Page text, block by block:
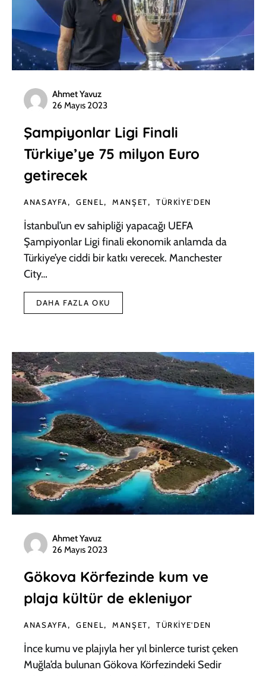
Ahmet Yavuz
26 Mayıs 2023
Şampiyonlar Ligi Finali
Türkiye’ye 75 milyon Euro
getirecek
ANASAYFA GENEL MANŞET TÜRKIYE'DEN
İstanbul’un ev sahipliği yapacağı UEFA
Şampiyonlar Ligi finali ekonomik anlamda da
Türkiye’ye ciddi bir katkı verecek. Manchester
City…
DAHA FAZLA OKU
Ahmet Yavuz
26 Mayıs 2023
Gökova Körfezinde kum ve
plaja kültür de ekleniyor
ANASAYFA GENEL MANŞET TÜRKIYE'DEN
İnce kumu ve plajıyla her yıl binlerce turist çeken
Muğla’da bulunan Gökova Körfezindeki Sedir